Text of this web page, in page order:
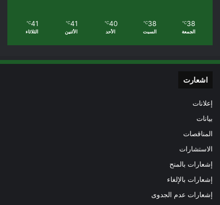
38
℃
الجمعة
38
℃
السبت
40
℃
الأحد
41
℃
الأثنين
41
℃
الثلاثاء
اشعارت
إعلانات
بيانات
المناقصات
الاستشارات
إشعارات بالمنح
إشعارات بالإلغاء
إشعارات عدم الجدوى